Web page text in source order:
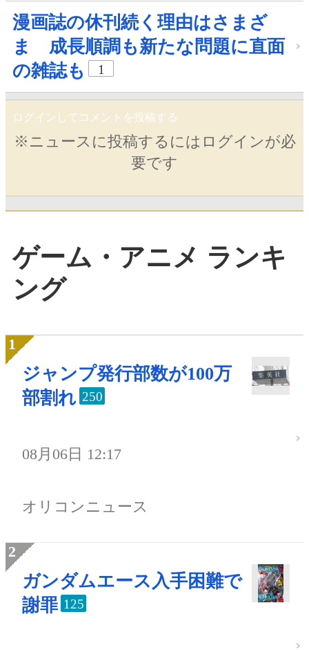
漫画誌の休刊続く理由はさまざ
ま 成長順調も新たな問題に直面
の雑誌も
1
ログインしてコメントを投稿する
※ニュースに投稿するにはログインが必
要です
ゲーム・アニメ ランキ
ング
ジャンプ発行部数が100万
部割れ 250
08月06日 12:17
オリコンニュース
ガンダムエース入手困難で
謝罪 125